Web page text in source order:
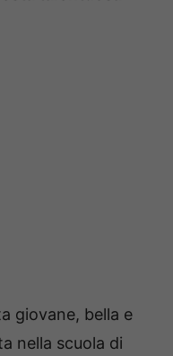
giovane, bella e
nella scuola di